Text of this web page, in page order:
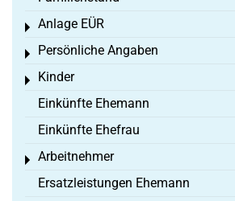
Anlage EÜR
Toggle menu
Persönliche Angaben
Toggle menu
Kinder
Toggle menu
Einkünfte Ehemann
Einkünfte Ehefrau
Arbeitnehmer
Toggle menu
Ersatzleistungen Ehemann